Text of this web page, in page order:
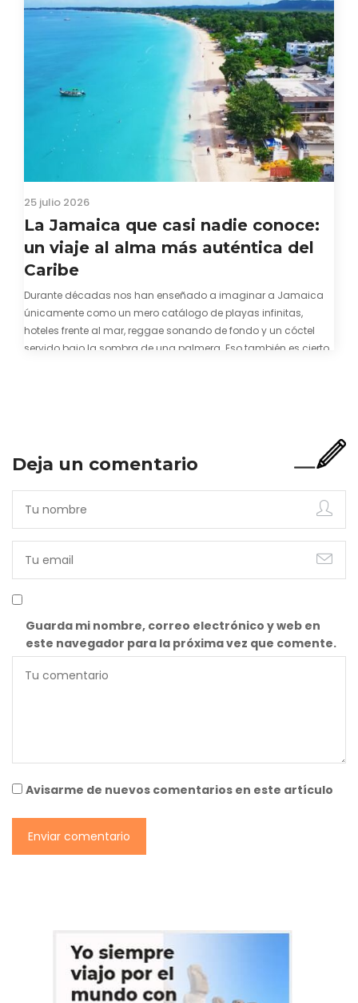
25 julio 2026
La Jamaica que casi nadie conoce:
un viaje al alma más auténtica del
Caribe
Durante décadas nos han enseñado a imaginar a Jamaica
únicamente como un mero catálogo de playas infinitas,
hoteles frente al mar, reggae sonando de fondo y un cóctel
servido bajo la sombra de una palmera. Eso también es cierto.
Deja un comentario
Guarda mi nombre, correo electrónico y web en
este navegador para la próxima vez que comente.
Avisarme de nuevos comentarios en este artículo